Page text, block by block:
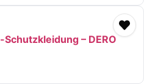
– DERO